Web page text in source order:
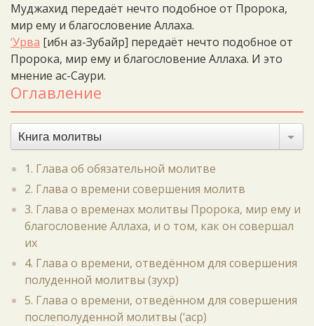
Муджахид передаёт нечто подобное от Пророка,
мир ему и благословение Аллаха.
‘Урва [ибн аз-Зубайр] передаёт нечто подобное от
Пророка, мир ему и благословение Аллаха. И это
мнение ас-Саури.
Оглавление
Книга молитвы
1. Глава об обязательной молитве
2. Глава о времени совершения молитв
3. Глава о временах молитвы Пророка, мир ему и
благословение Аллаха, и о том, как он совершал
их
4. Глава о времени, отведённом для совершения
полуденной молитвы (зухр)
5. Глава о времени, отведённом для совершения
послеполуденной молитвы (‘аср)